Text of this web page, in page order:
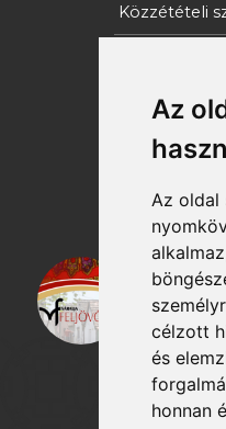
Az
Az oldal
célzott
és
honnan
Közzétételi